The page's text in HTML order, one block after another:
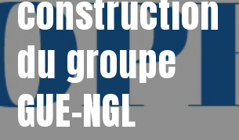
construction
du groupe
GUE-NGL